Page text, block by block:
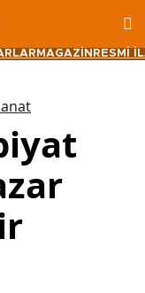
MAGAZİN RESMİ